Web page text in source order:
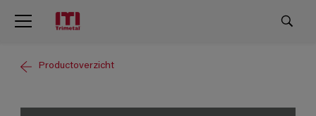
Productoverzicht